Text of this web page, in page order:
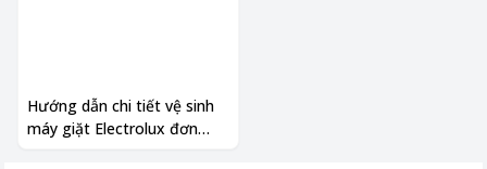
Hướng dẫn chi tiết vệ sinh
máy giặt Electrolux đơn